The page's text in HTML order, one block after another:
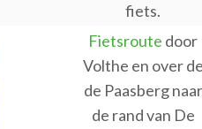
fiets.
Fietsroute door
Volthe en over
de Paasberg naar
de rand van De